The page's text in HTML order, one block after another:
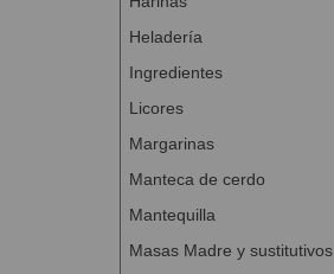
Heladería
Ingredientes
Licores
Margarinas
Manteca de cerdo
Mantequilla
Masas Madre y sustitutivos